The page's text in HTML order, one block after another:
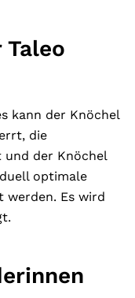
kann der Knöchel
die
und der Knöchel
optimale
werden. Es wird